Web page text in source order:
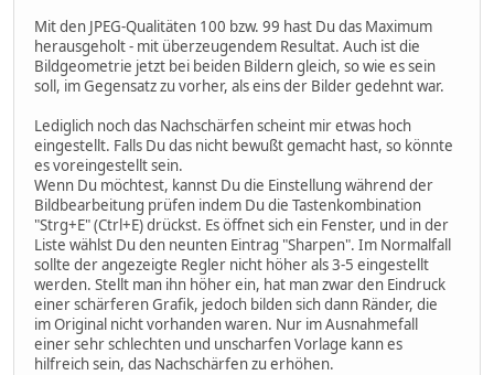
Mit den JPEG-Qualitäten 100 bzw. 99 hast Du das Maximum
herausgeholt - mit überzeugendem Resultat. Auch ist die
Bildgeometrie jetzt bei beiden Bildern gleich, so wie es sein
soll, im Gegensatz zu vorher, als eins der Bilder gedehnt war.
Lediglich noch das Nachschärfen scheint mir etwas hoch
eingestellt. Falls Du das nicht bewußt gemacht hast, so könnte
es voreingestellt sein.
Wenn Du möchtest, kannst Du die Einstellung während der
Bildbearbeitung prüfen indem Du die Tastenkombination
"Strg+E" (Ctrl+E) drückst. Es öffnet sich ein Fenster, und in der
Liste wählst Du den neunten Eintrag "Sharpen". Im Normalfall
sollte der angezeigte Regler nicht höher als 3-5 eingestellt
werden. Stellt man ihn höher ein, hat man zwar den Eindruck
einer schärferen Grafik, jedoch bilden sich dann Ränder, die
im Original nicht vorhanden waren. Nur im Ausnahmefall
einer sehr schlechten und unscharfen Vorlage kann es
hilfreich sein, das Nachschärfen zu erhöhen.